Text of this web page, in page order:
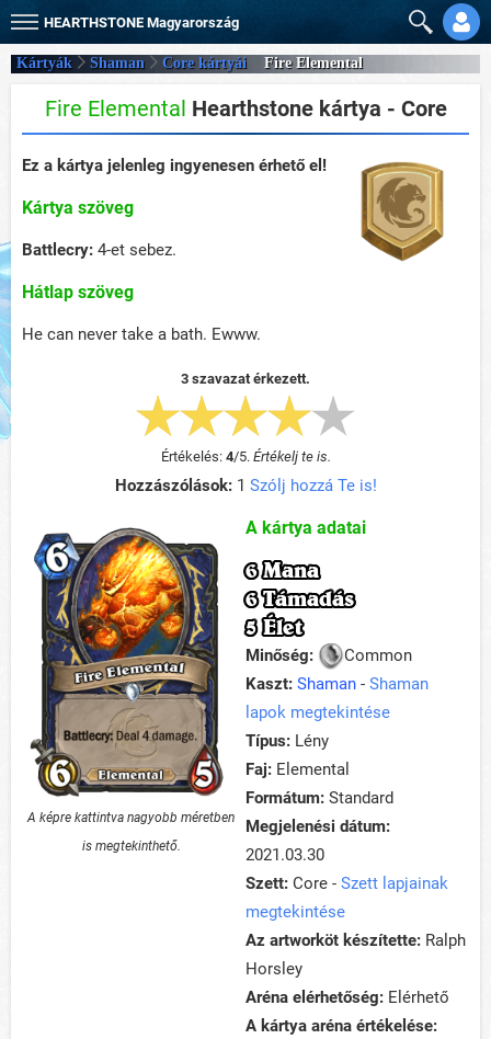
HEARTHSTONE Magyarország
Kártyák Shaman Core kártyái Fire Elemental
Fire Elemental Hearthstone kártya - Core
Ez a kártya jelenleg ingyenesen érhető el!
Kártya szöveg
Battlecry: 4-et sebez.
Hátlap szöveg
He can never take a bath. Ewww.
3 szavazat érkezett.
Értékelés: 4/5. Értékelj te is.
Hozzászólások:1 Szólj hozzá Te is!
A képre kattintva nagyobb méretben
is megtekinthető.
A kártya adatai
6 Mana
6 Támadás
5 Élet
Minőség:
Common
Kaszt: Shaman - Shaman
lapok megtekintése
Típus: Lény
Faj: Elemental
Formátum: Standard
Megjelenési dátum:
2021.03.30
Szett: Core - Szett lapjainak
megtekintése
Az artworköt készítette: Ralph
Horsley
Aréna elérhetőség: Elérhető
A kártya aréna értékelése: